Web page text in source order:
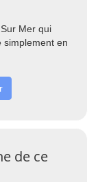
Mer qui
simplement en
de ce